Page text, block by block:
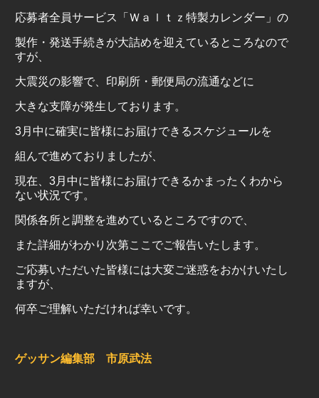
応募者全員サービス「Ｗａｌｔｚ特製カレンダー」の
製作・発送手続きが大詰めを迎えているところなので
すが、
大震災の影響で、印刷所・郵便局の流通などに
大きな支障が発生しております。
3月中に確実に皆様にお届けできるスケジュールを
組んで進めておりましたが、
現在、 3月中に皆様にお届けできるかまったくわから
ない状況です。
関係各所と調整を進めているところですので、
また詳細がわかり次第ここでご報告いたします。
ご応募いただいた皆様には大変ご迷惑をおかけいたし
ますが、
何卒ご理解いただければ幸いです。
ゲッサン編集部 市原武法